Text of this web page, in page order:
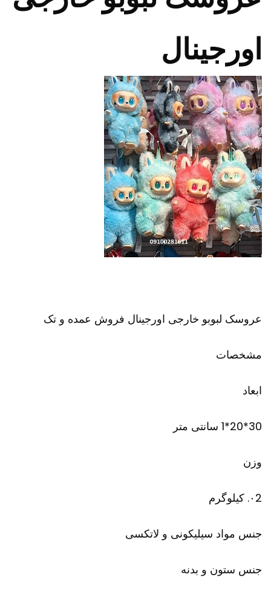
اورجینال
عروسک لبوبو خارجی اورجینال فروش عمده و تک
مشخصات
ابعاد
30*20*1 سانتی متر
وزن
۰2. کیلوگرم
جنس مواد سیلیکونی و لاتکسی
جنس ستون و بدنه